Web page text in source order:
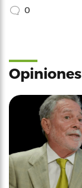
0
Opiniones